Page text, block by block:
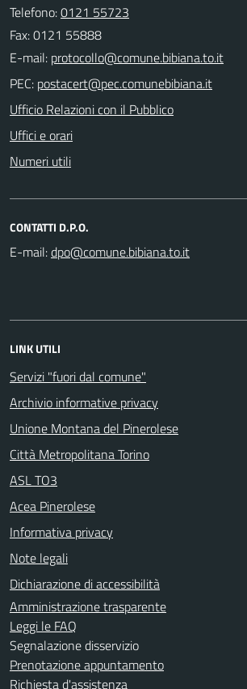
Telefono:0121 55723
Fax: 0121 55888
E-mail:
PEC:
Ufficio Relazioni con il Pubblico
Uffici e orari
Numeri utili
CONTATTI D.P.O.
E-mail:
LINK UTILI
Servizi "fuori dal comune"
Archivio informative privacy
Unione Montana del Pinerolese
Città Metropolitana Torino
ASL TO3
Acea Pinerolese
Informativa privacy
Note legali
Dichiarazione di accessibilità
Amministrazione trasparente
Leggi le FAQ
Segnalazione disservizio
Prenotazione appuntamento
Richiesta d'assistenza